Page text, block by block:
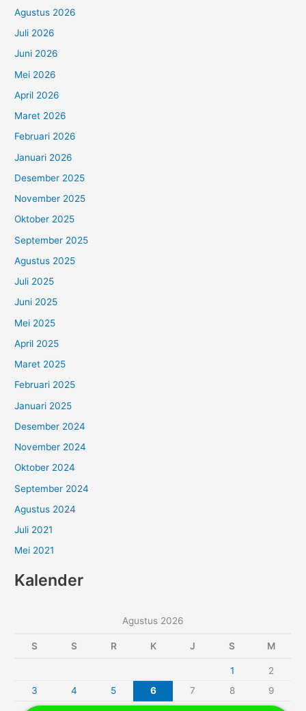
Agustus 2026
Juli 2026
Juni 2026
Mei 2026
April 2026
Maret 2026
Februari 2026
Januari 2026
Desember 2025
November 2025
Oktober 2025
September 2025
Agustus 2025
Juli 2025
Juni 2025
Mei 2025
April 2025
Maret 2025
Februari 2025
Januari 2025
Desember 2024
November 2024
Oktober 2024
September 2024
Agustus 2024
Juli 2021
Mei 2021
Kalender
Agustus 2026
S S R K J S M
1
2
3
4 5 6 7 8
9